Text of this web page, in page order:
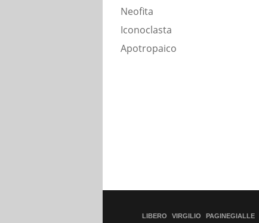
Neofita
Iconoclasta
Apotropaico
LIBERO VIRGILIO PAGINEGIALLE